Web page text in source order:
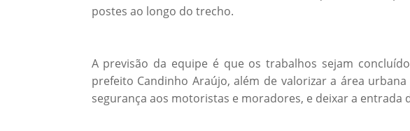
postes ao longo do trecho.
A previsão da equipe é que os trabalhos sejam
prefeito Candinho Araújo, além de valorizar a área
segurança aos motoristas e moradores, e deixar a entrada